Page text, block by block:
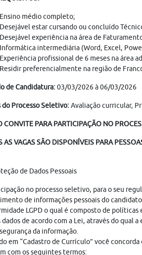
Ensino médio completo;
Desejável estar cursando ou concluído
Desejável experiência na área de
Informática intermediária (Word, Excel,
Experiência profissional de 6 meses na área
Residir preferencialmente na região de
de Candidatura:03/03/2026 à 06/03/2026
do Processo Seletivo:Avaliação curricular,
CONVITE PARA PARTICIPAÇÃO NO
AS VAGAS SÃO DISPONÍVEIS PARA
de Dados Pessoais
no processo seletivo, para o seu
de informações pessoais do
LGPD o qual é composto de
dados de acordo com a Lei, através do qual
da informação.
em “Cadastro de Currículo” você
com os seguintes termos: